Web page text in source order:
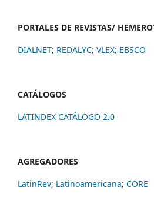
PORTALES DE REVISTAS/
DIALNET; REDALYC; VLEX; EBSCO
CATÁLOGOS
LATINDEX CATÁLOGO 2.0
AGREGADORES
LatinRev; Latinoamericana; CORE